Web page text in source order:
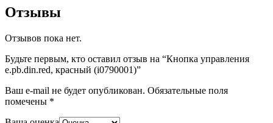
Отзывы
Отзывов пока нет.
Будьте первым, кто оставил отзыв на “Кнопка управления
e.pb.din.red, красный (i0790001)”
Ваш e-mail не будет опубликован. Обязательные поля
помечены *